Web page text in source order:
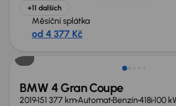
+11 dalších
Měsíční splátka
od 4 377 Kč
Zlevněno o 50 000 Kč
BMW 4 Gran Coupe
2019151 377 kmAutomatBenzín418i100